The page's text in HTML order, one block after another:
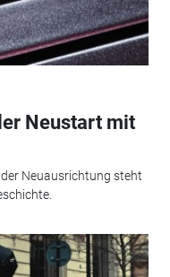
Neustart mit
Neuausrichtung steht